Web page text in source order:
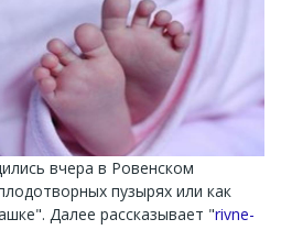
вчера в Ровенском
пузырях или как
Далее рассказывает "rivne-